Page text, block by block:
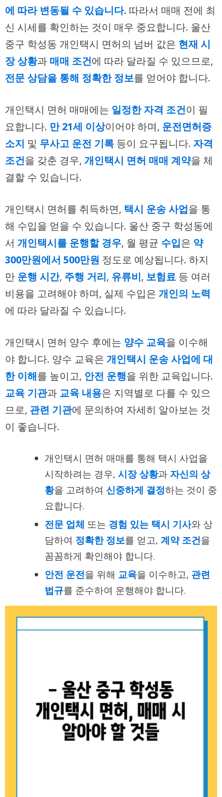
에 따라 변동될 수 있습니다. 따라서 매매 전에 최
신 시세를 확인하는 것이 매우 중요합니다. 울산
중구 학성동 개인택시 면허의 넘버 값은 현재 시
장 상황과 매매 조건에 따라 달라질 수 있으므로,
전문 상담을 통해 정확한 정보를 얻어야 합니다.
개인택시 면허 매매에는 일정한 자격 조건이 필
요합니다. 만 21세 이상이어야 하며, 운전면허증
소지 및 무사고 운전 기록 등이 요구됩니다. 자격
조건을 갖춘 경우, 개인택시 면허 매매 계약을 체
결할 수 있습니다.
개인택시 면허를 취득하면, 택시 운송 사업을 통
해 수입을 얻을 수 있습니다. 울산 중구 학성동에
서 개인택시를 운행할 경우, 월 평균 수입은 약
300만원에서 500만원 정도로 예상됩니다. 하지
만 운행 시간, 주행 거리, 유류비, 보험료 등 여러
비용을 고려해야 하며, 실제 수입은 개인의 노력
에 따라 달라질 수 있습니다.
개인택시 면허 양수 후에는 양수 교육을 이수해
야 합니다. 양수 교육은 개인택시 운송 사업에 대
한 이해를 높이고, 안전 운행을 위한 교육입니다.
교육 기관과 교육 내용은 지역별로 다를 수 있으
므로, 관련 기관에 문의하여 자세히 알아보는 것
이 좋습니다.
개인택시 면허 매매를 통해 택시 사업을
시작하려는 경우, 시장 상황과자신의 상
황을 고려하여 신중하게 결정하는 것이 중
요합니다.
전문 업체 또는 경험 있는 택시 기사와 상
담하여 정확한 정보를 얻고, 계약 조건을
꼼꼼하게 확인해야 합니다.
안전 운전을 위해 교육을 이수하고, 관련
법규를 준수하여 운행해야 합니다.